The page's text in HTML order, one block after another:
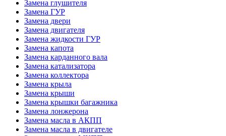
Замена глушителя
Замена ГУР
Замена двери
Замена двигателя
Замена жидкости ГУР
Замена капота
Замена карданного вала
Замена катализатора
Замена коллектора
Замена крыла
Замена крыши
Замена крышки багажника
Замена лонжерона
Замена масла в АКПП
Замена масла в двигателе